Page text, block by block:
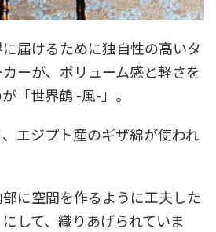
届けるために独自性の高いタ
ーが、ボリューム感と軽さを
「世界鶴 -風-」。
エジプト産のギザ綿が使われ
に空間を作るように工夫した
して、織りあげられていま